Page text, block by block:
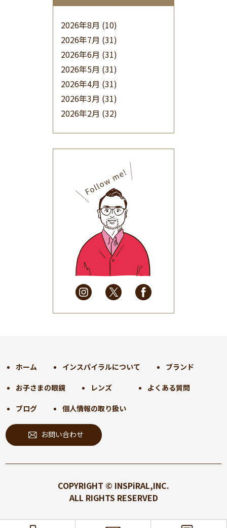
2026年8月 (10)
2026年7月 (31)
2026年6月 (31)
2026年5月 (31)
2026年4月 (31)
2026年3月 (31)
2026年2月 (32)
(32)
2025年9月(30)
2025年8月(31)
2025年7月(37)
2025年6月(48)
2025年5月
(41)
2025年4月
(32)
2025年3月(31)
2025年2月
(28)
2025年1月
(34)
2024年9月(30)
2024年7月(31)
2024年6月(30)
2024年5月
2024年4月 (32)
2024年2月(31)
2024年1月(45)
2023年12月(31)
(31)
ホーム インスパイラルについて ブランド
お子さまの眼鏡 レンズ よくある質問
ブログ 個人情報の取り扱い
お問い合わせ
COPYRIGHT © INSPiRAL,INC.
ALL RIGHTS RESERVED